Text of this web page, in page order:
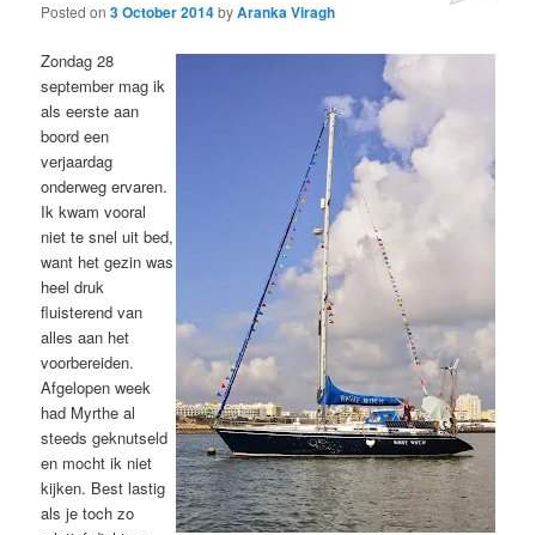
Posted on3 October 2014byAranka Viragh
Zondag 28
september mag ik
als eerste aan
boord een
verjaardag
onderweg ervaren.
Ik kwam vooral
niet te snel uit bed,
want het gezin was
heel druk
fluisterend van
alles aan het
voorbereiden.
Afgelopen week
had Myrthe al
steeds geknutseld
en mocht ik niet
kijken. Best lastig
als je toch zo